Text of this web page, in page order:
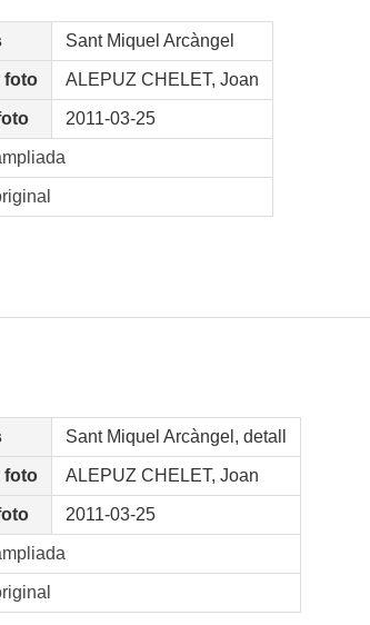
Sant Miquel Arcàngel
foto ALEPUZ CHELET, Joan
2011-03-25
Sant Miquel Arcàngel, detall
foto ALEPUZ CHELET, Joan
2011-03-25